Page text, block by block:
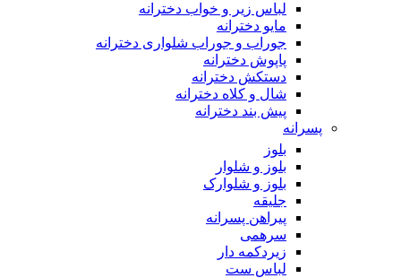
لباس زیر و خواب دخترانه
مایو دخترانه
جوراب و جوراب شلواری دخترانه
پاپوش دخترانه
دستکش دخترانه
شال و کلاه دخترانه
پیش بند دخترانه
پسرانه
بلوز
بلوز و شلوار
بلوز و شلوارک
جلیقه
پیراهن پسرانه
سرهمی
زیردکمه دار
لباس ست